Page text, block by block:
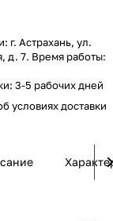
г. Астрахань, ул.
д. 7. Время работы:
3-5 рабочих дней
условиях доставки